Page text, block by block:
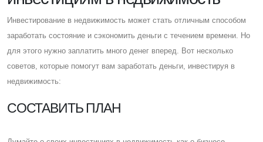
Инвестирование в недвижимость может стать отличным способом
заработать состояние и сэкономить деньги с течением времени. Но
для этого нужно заплатить много денег вперед. Вот несколько
советов, которые помогут вам заработать деньги, инвестируя в
недвижимость:
CОСТАВИТЬ ПЛАН